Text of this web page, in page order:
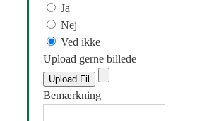
Ja
Nej
Ved ikke
Upload gerne billede
Upload Fil
Bemærkning